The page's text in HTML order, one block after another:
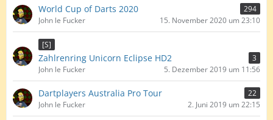
World Cup of Darts 2020
294
John le Fucker
15. November 2020 um 23:10
[S]
Zahlrenring Unicorn Eclipse HD2
3
John le Fucker
5. Dezember 2019 um 11:56
Dartplayers Australia Pro Tour
22
John le Fucker
2. Juni 2019 um 22:15